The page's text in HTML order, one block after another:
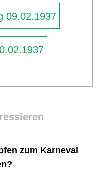
09.02.1937
zum Karneval